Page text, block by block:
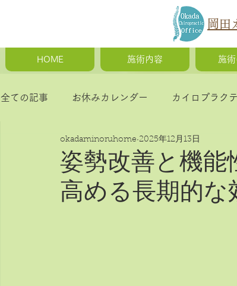
岡田
HOME 施術内容 施
全ての記事 お休みカレンダー カイロプラク
首の痛み・肩こり・背中の痛み 猫背・側弯
骨盤矯正・産後の骨盤矯正 慢性疲労・体調
姿勢改善と機能
高める長期的な
okadaminoruhome 2025年12月13日